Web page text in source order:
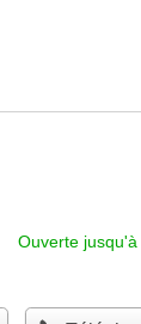
Ouverte jusqu'à